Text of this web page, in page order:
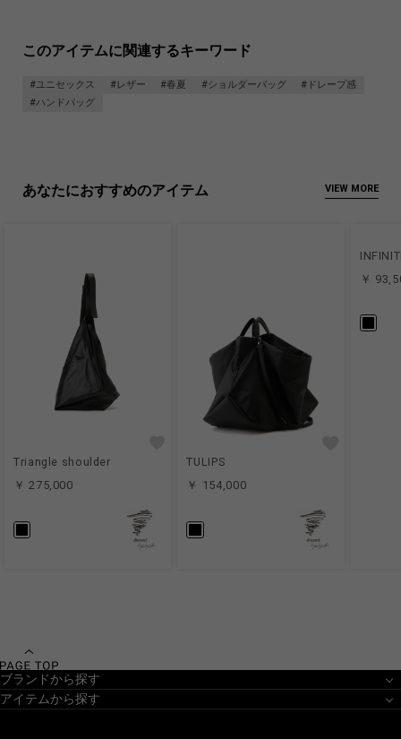
このアイテムに関連するキーワード
#ユニセックス #レザー #春夏 #ショルダーバッグ
#ドレープ感
#ハンドバッグ
あなたにおすすめのアイテム VIEW MORE
Triangle shoulder
￥ 275,000
TULIPS
￥ 154,000
￥
ブランドから探す
アイテムから探す